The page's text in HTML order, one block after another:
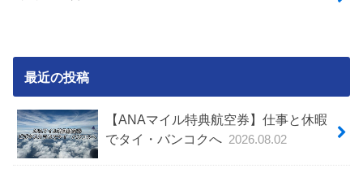
最近の投稿
【ANAマイル特典航空券】仕事と休暇
でタイ・バンコクへ 2026.08.02